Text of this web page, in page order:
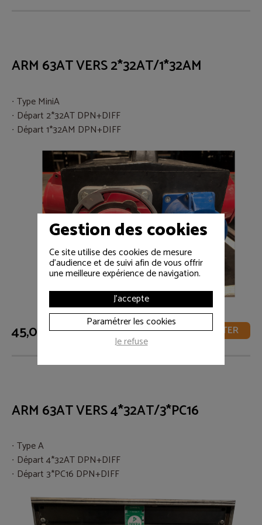
ARM 63AT VERS 2*32AT/1*32AM
Type MiniA
Départ 2*32AT DPN+DIFF
Départ 1*32AM DPN+DIFF
45,00 € HT AJOUTER
ARM 63AT VERS 4*32AT/3*PC16
Type A
Départ 4*32AT DPN+DIFF
Départ 3*PC16 DPN+DIFF
Gestion des cookies
Ce site utilise des cookies de mesure
d'audience et de suivi afin de vous offrir
une meilleure expérience de navigation.
J'accepte
Paramétrer les cookies
Je refuse